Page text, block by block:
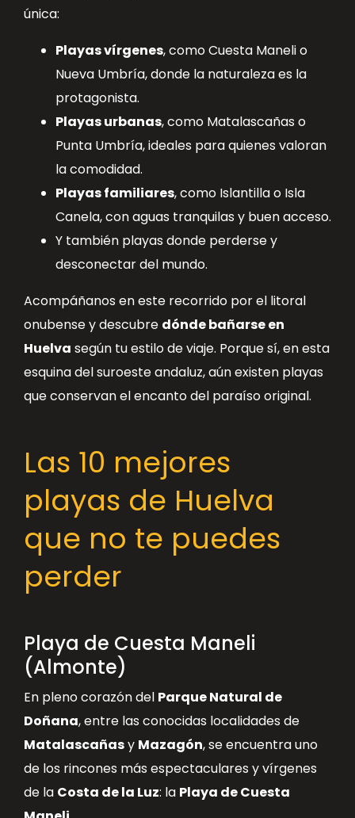
única:
Playas vírgenes, como Cuesta Maneli o
Nueva Umbría, donde la naturaleza es la
protagonista.
Playas urbanas, como Matalascañas o
Punta Umbría, ideales para quienes valoran
la comodidad.
Playas familiares, como Islantilla o Isla
Canela, con aguas tranquilas y buen acceso.
Y también playas donde perderse y
desconectar del mundo.
Acompáñanos en este recorrido por el litoral
onubense y descubre dónde bañarse en
Huelva según tu estilo de viaje. Porque sí, en esta
esquina del suroeste andaluz, aún existen playas
que conservan el encanto del paraíso original.
Las 10 mejores
playas de Huelva
que no te puedes
perder
Playa de Cuesta Maneli
(Almonte)
En pleno corazón del Parque Natural de
Doñana, entre las conocidas localidades de
Matalascañasy Mazagón, se encuentra uno
de los rincones más espectaculares y vírgenes
de la Costa de la Luz: la Playa de Cuesta